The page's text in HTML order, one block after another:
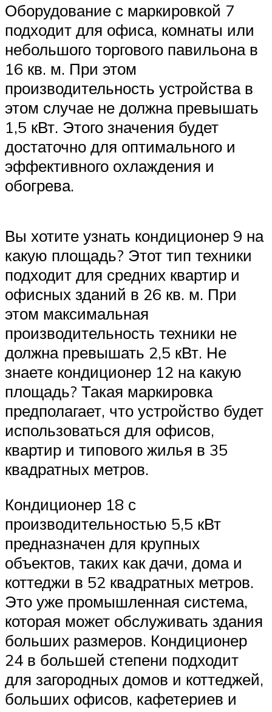
Оборудование с маркировкой 7
подходит для офиса, комнаты или
небольшого торгового павильона в
16 кв. м. При этом
производительность устройства в
этом случае не должна превышать
1,5 кВт. Этого значения будет
достаточно для оптимального и
эффективного охлаждения и
обогрева.
Вы хотите узнать кондиционер 9 на
какую площадь? Этот тип техники
подходит для средних квартир и
офисных зданий в 26 кв. м. При
этом максимальная
производительность техники не
должна превышать 2,5 кВт. Не
знаете кондиционер 12 на какую
площадь? Такая маркировка
предполагает, что устройство будет
использоваться для офисов,
квартир и типового жилья в 35
квадратных метров.
Кондиционер 18 с
производительностью 5,5 кВт
предназначен для крупных
объектов, таких как дачи, дома и
коттеджи в 52 квадратных метров.
Это уже промышленная система,
которая может обслуживать здания
больших размеров. Кондиционер
24 в большей степени подходит
для загородных домов и коттеджей,
больших офисов, кафетериев и